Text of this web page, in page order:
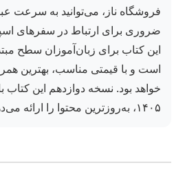
فروشگاه ناز، می‌توانید به سرعت
ضروری برای ارتباط در سفرهای
این کتاب برای زبان‌آموزان سطح
است و با قیمتی مناسب، بهترین
خواهد بود. نسخه دوازدهم این کتاب
۱۴۰۵، به‌روزترین محتوا را ارائه می‌دهد.